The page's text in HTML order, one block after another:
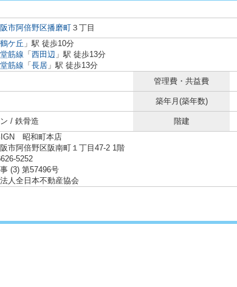
市阿倍野区播磨町 ３丁目
鶴ケ丘 」駅 徒歩10分
筋線 「 西田辺 」駅 徒歩13分
筋線 「 長居 」駅 徒歩13分
管理費・共益費
築年月(築年数)
/ 鉄骨造 階建
昭和町本店
市阿倍野区阪南町１丁目47-2 1階
5252
(3) 第57496号
人全日本不動産協会